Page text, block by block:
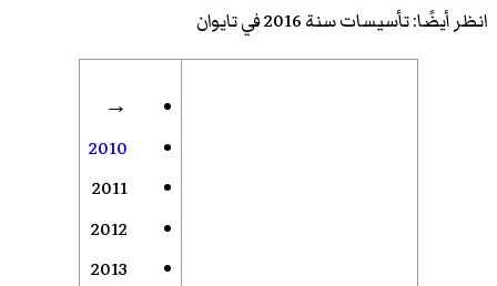
انظر أيضًا:تأسيسات سنة 2016 في تايوان
→
2010
2011
2012
2013